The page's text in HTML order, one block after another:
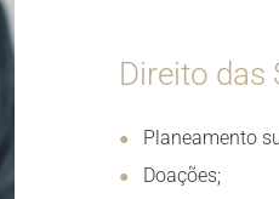
Direito das
Planeamento
Doações;